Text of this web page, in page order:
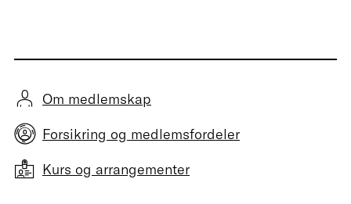
Om medlemskap
Forsikring og medlemsfordeler
Kurs og arrangementer